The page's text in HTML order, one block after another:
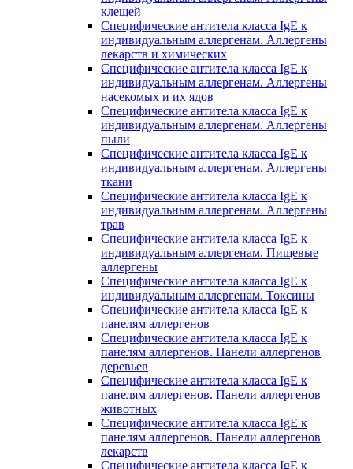
клещей
Специфические антитела класса IgE к
индивидуальным аллергенам. Аллергены
лекарств и химических
Специфические антитела класса IgE к
индивидуальным аллергенам. Аллергены
насекомых и их ядов
Специфические антитела класса IgE к
индивидуальным аллергенам. Аллергены
пыли
Специфические антитела класса IgE к
индивидуальным аллергенам. Аллергены
ткани
Специфические антитела класса IgE к
индивидуальным аллергенам. Аллергены
трав
Специфические антитела класса IgE к
индивидуальным аллергенам. Пищевые
аллергены
Специфические антитела класса IgE к
индивидуальным аллергенам. Токсины
Специфические антитела класса IgE к
панелям аллергенов
Специфические антитела класса IgE к
панелям аллергенов. Панели аллергенов
деревьев
Специфические антитела класса IgE к
панелям аллергенов. Панели аллергенов
животных
Специфические антитела класса IgE к
панелям аллергенов. Панели аллергенов
лекарств
Специфические антитела класса IgE к